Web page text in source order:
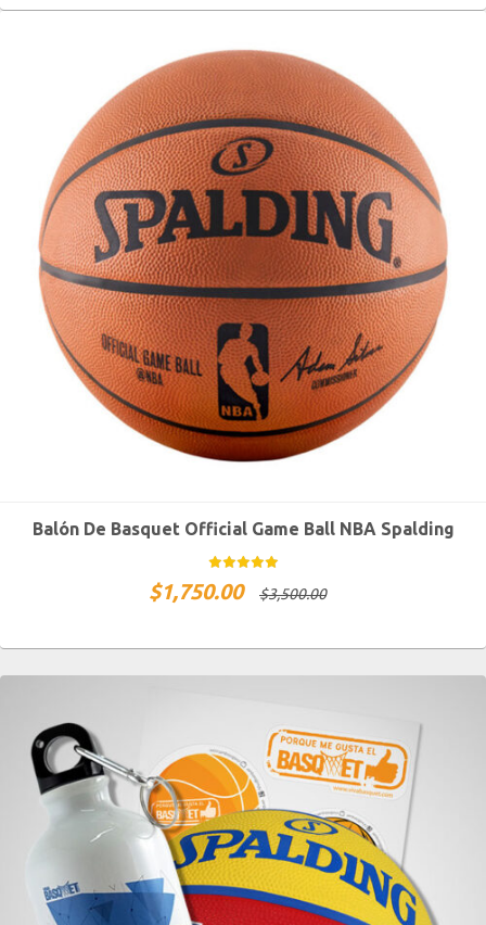
Balón De Basquet Official Game Ball NBA Spalding
$3,500.00
$1,750.00